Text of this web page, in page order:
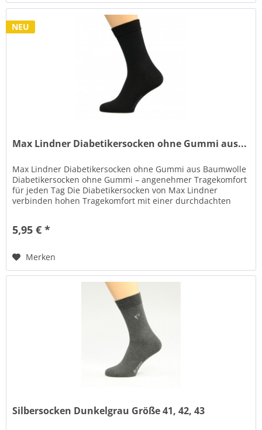
NEU
Max Lindner Diabetikersocken ohne Gummi aus...
Max Lindner Diabetikersocken ohne Gummi aus Baumwolle
Diabetikersocken ohne Gummi – angenehmer Tragekomfort
für jeden Tag Die Diabetikersocken von Max Lindner
verbinden hohen Tragekomfort mit einer durchdachten
5,95 € *
Merken
Silbersocken Dunkelgrau Größe 41, 42, 43